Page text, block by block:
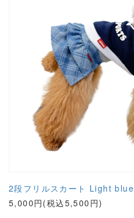
2段フリルスカート Light blue
5,000円(税込5,500円)